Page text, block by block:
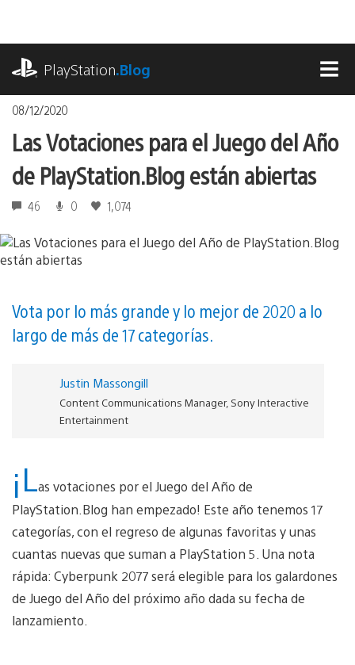
contenido
PlayStation.Blog
08/12/2020
Las Votaciones para el Juego del Año
de PlayStation.Blog están abiertas
46 0 1,074
Vota por lo más grande y lo mejor de 2020 a lo
largo de más de 17 categorías.
Justin Massongill
Content Communications Manager, Sony Interactive
Entertainment
¡Las votaciones por el Juego del Año de
PlayStation.Blog han empezado! Este año tenemos 17
categorías, con el regreso de algunas favoritas y unas
cuantas nuevas que suman a PlayStation 5. Una nota
rápida: Cyberpunk 2077 será elegible para los galardones
de Juego del Año del próximo año dada su fecha de
lanzamiento.